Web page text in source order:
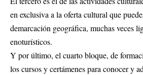
en exclusiva a la oferta cultural que
demarcación geográfica, muchas veces
enoturísticos.
Y por último, el cuarto bloque, de
los cursos y certámenes para conocer y